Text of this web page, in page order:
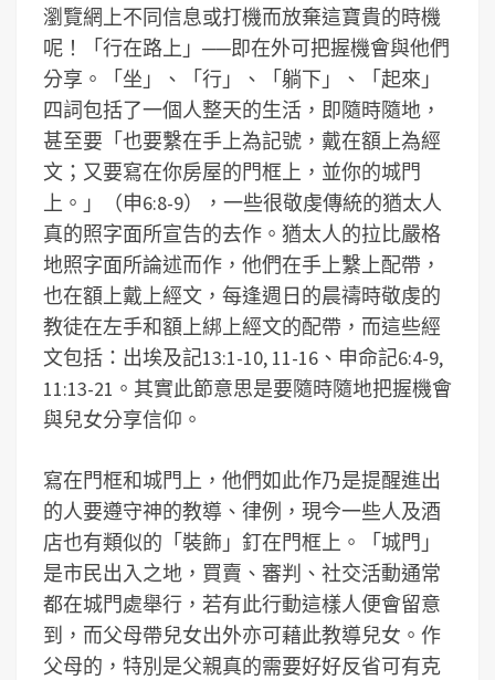
瀏覽網上不同信息或打機而放棄這寶貴的時機
呢！「行在路上」──即在外可把握機會與他們
分享。「坐」、「行」、「躺下」、「起來」
四詞包括了一個人整天的生活，即隨時隨地，
甚至要「也要繫在手上為記號，戴在額上為經
文；又要寫在你房屋的門框上，並你的城門
上。」（申6:8-9），一些很敬虔傳統的猶太人
真的照字面所宣告的去作。猶太人的拉比嚴格
地照字面所論述而作，他們在手上繫上配帶，
也在額上戴上經文，每逢週日的晨禱時敬虔的
教徒在左手和額上綁上經文的配帶，而這些經
文包括：出埃及記13:1-10, 11-16、申命記6:4-9,
11:13-21。其實此節意思是要隨時隨地把握機會
與兒女分享信仰。
寫在門框和城門上，他們如此作乃是提醒進出
的人要遵守神的教導、律例，現今一些人及酒
店也有類似的「裝飾」釘在門框上。「城門」
是市民出入之地，買賣、審判、社交活動通常
都在城門處舉行，若有此行動這樣人便會留意
到，而父母帶兒女出外亦可藉此教導兒女。作
父母的，特別是父親真的需要好好反省可有克